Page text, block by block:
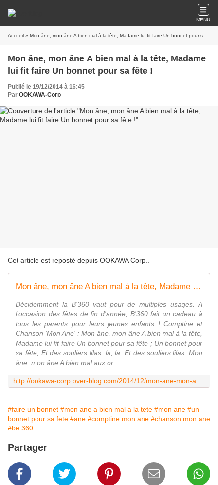
MENU
Accueil » Mon âne, mon âne A bien mal à la tête, Madame lui fit faire Un bonnet pour sa fête !
Mon âne, mon âne A bien mal à la tête, Madame
lui fit faire Un bonnet pour sa fête !
Publié le 19/12/2014 à 16:45
Par OOKAWA-Corp
Cet article est reposté depuis OOKAWA Corp.
Mon âne, mon âne A bien mal à la tête, Madame lui fit faire Un bonnet pour sa fête !
Décidemment la B'360 vaut pour de multiples usages. A
l'occasion des fêtes de fin d'année, B'360 fait un cadeau à
tous les parents pour leurs jeunes enfants ! Comptine et
Chanson 'Mon Ane' : Mon âne, mon âne A bien mal à la tête,
Madame lui fit faire Un bonnet pour sa fête ; Un bonnet pour
sa fête, Et des souliers lilas, la, la, Et des souliers lilas. Mon
âne, mon âne A bien mal aux or
#faire un bonnet #mon ane a bien mal a la tete #mon ane #un
bonnet pour sa fete #ane #comptine mon ane #chanson mon ane
#be 360
Partager